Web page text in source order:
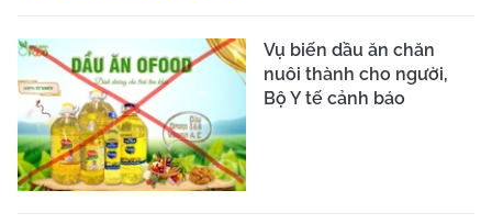
Vụ biến dầu ăn chăn
nuôi thành cho người,
Bộ Y tế cảnh báo